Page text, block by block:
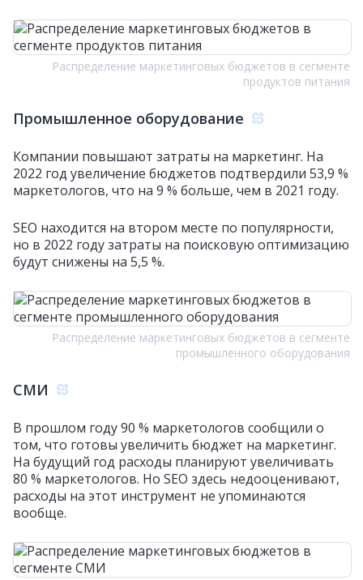
Распределение маркетинговых бюджетов в сегменте
продуктов питания
Промышленное оборудование
Компании повышают затраты на маркетинг. На
2022 год увеличение бюджетов подтвердили 53,9 %
маркетологов, что на 9 % больше, чем в 2021 году.
SEO находится на втором месте по популярности,
но в 2022 году затраты на поисковую оптимизацию
будут снижены на 5,5 %.
Распределение маркетинговых бюджетов в сегменте
промышленного оборудования
СМИ
В прошлом году 90 % маркетологов сообщили о
том, что готовы увеличить бюджет на маркетинг.
На будущий год расходы планируют увеличивать
80 % маркетологов. Но SEO здесь недооценивают,
расходы на этот инструмент не упоминаются
вообще.